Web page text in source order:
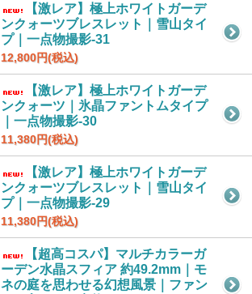
【激レア】極上ホワイトガーデ
ンクォーツブレスレット｜雪山タイ
プ｜一点物撮影-31
12,800円(税込)
【激レア】極上ホワイトガーデ
ンクォーツ｜氷晶ファントムタイプ
｜一点物撮影-30
11,380円(税込)
【激レア】極上ホワイトガーデ
ンクォーツブレスレット｜雪山タイ
プ｜一点物撮影-29
11,380円(税込)
【超高コスパ】マルチカラーガ
ーデン水晶スフィア 約49.2mm｜モ
ネの庭を思わせる幻想風景｜ファン